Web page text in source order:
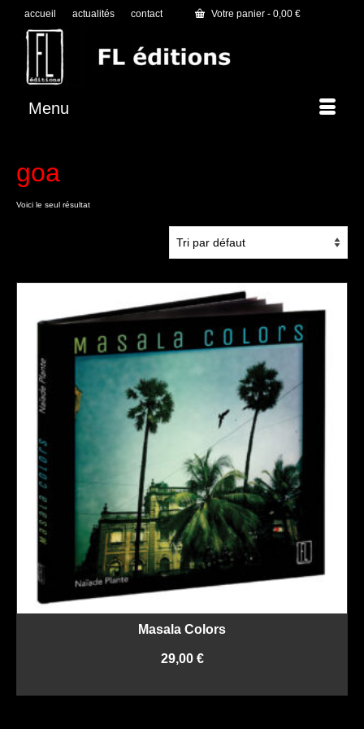
accueil actualités contact Votre panier - 0,00 €
Menu
goa
Voici le seul résultat
Masala Colors
29,00 €